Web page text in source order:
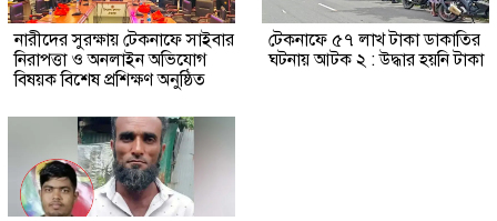
নারীদের সুরক্ষায় টেকনাফে সাইবার
নিরাপত্তা ও অনলাইন অভিযোগ
বিষয়ক বিশেষ প্রশিক্ষণ অনুষ্ঠিত
টেকনাফে ৫৭ লাখ টাকা ডাকাতির
ঘটনায় আটক ২ : উদ্ধার হয়নি টাকা